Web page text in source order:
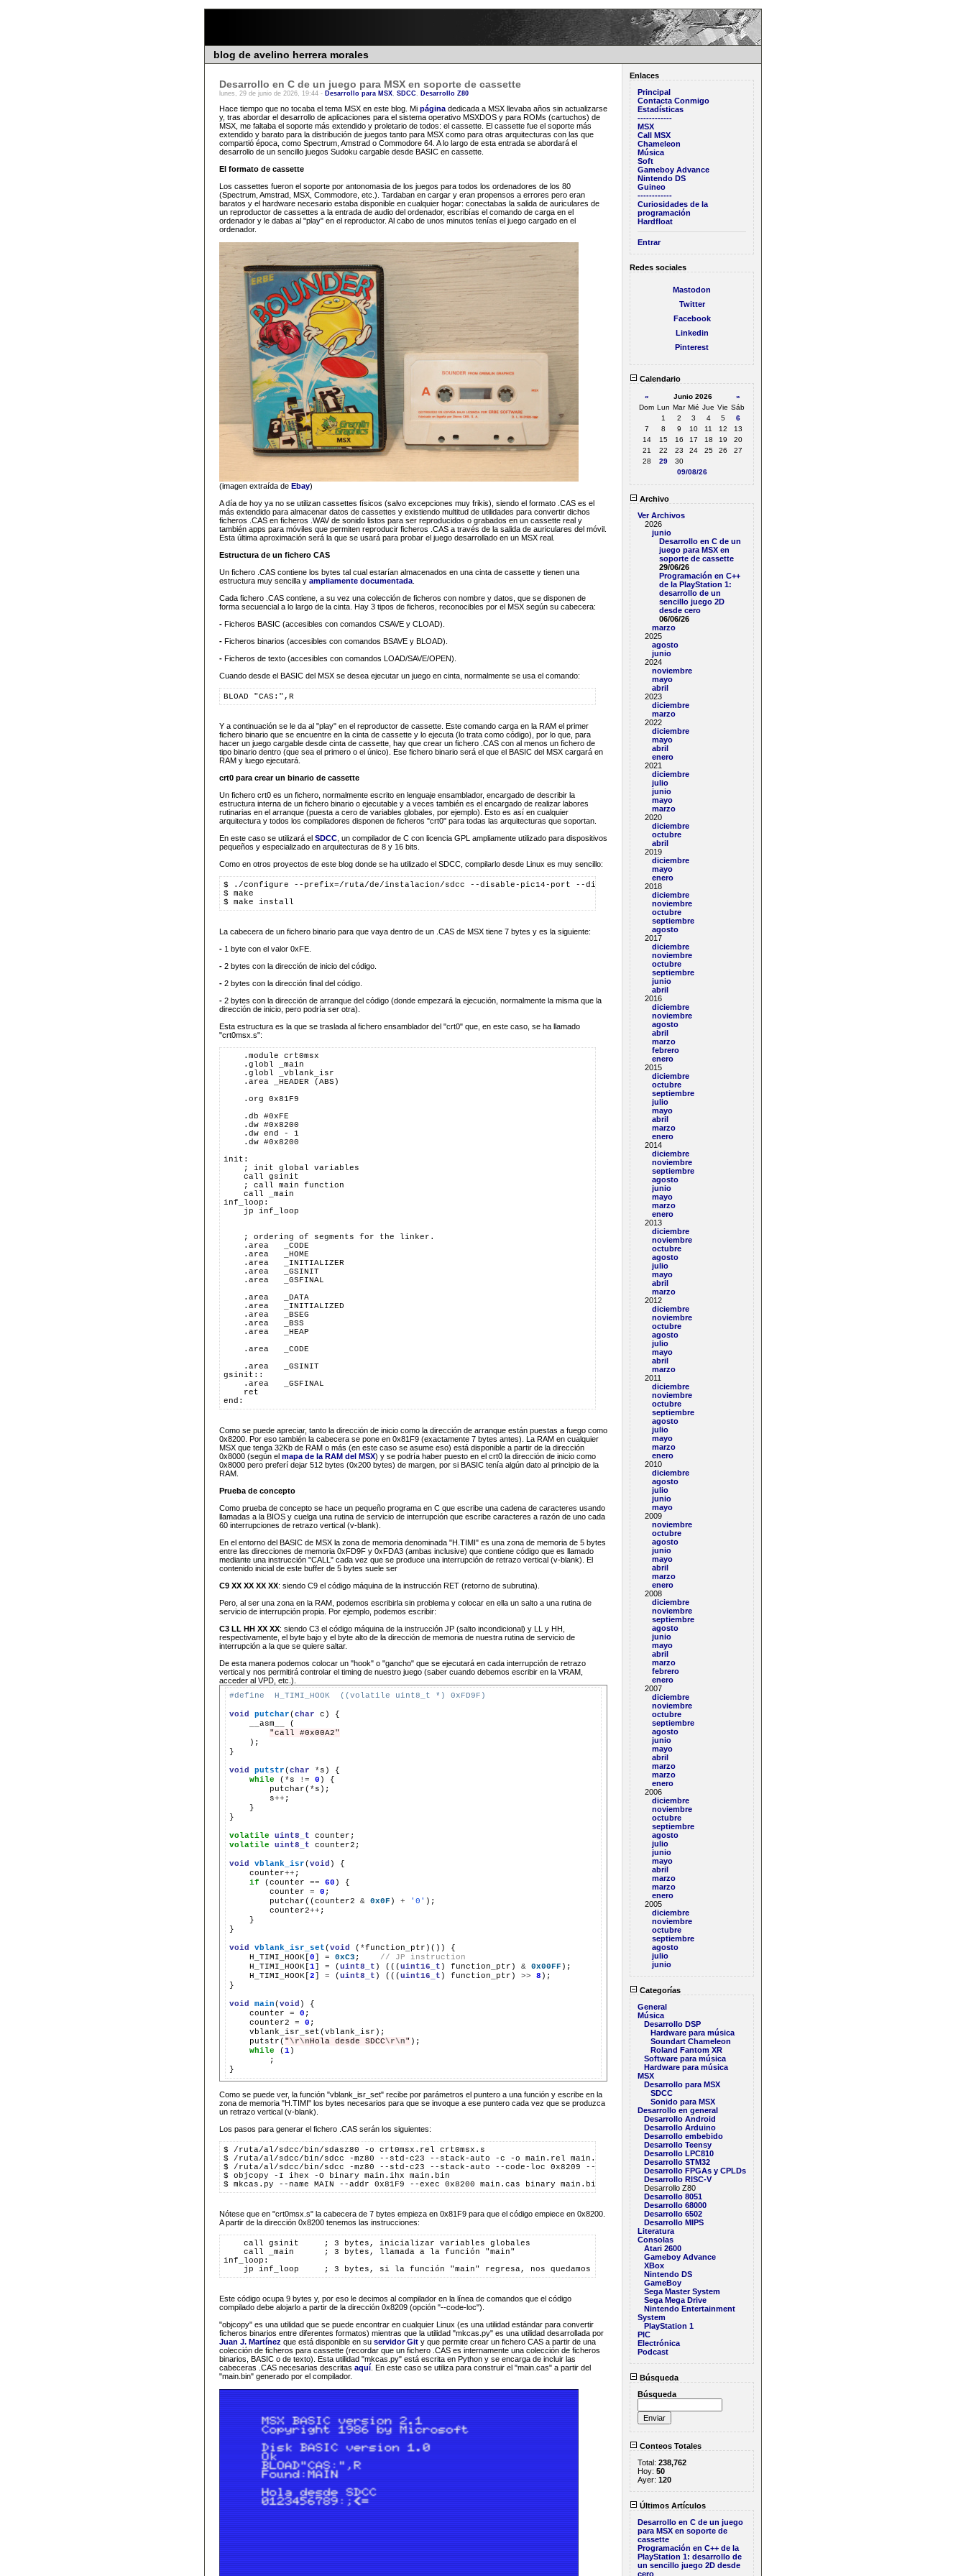
blog de avelino herrera morales
Desarrollo en C de un juego para MSX en soporte de cassette
lunes, 29 de junio de 2026, 19:44 - Desarrollo para MSX, SDCC , Desarrollo Z80
Hace tiempo que no tocaba el tema MSX en este blog. Mi página dedicada a MSX llevaba años sin actualizarse
y, tras abordar el desarrollo de aplicaciones para el sistema operativo MSXDOS y para ROMs (cartuchos) de
MSX, me faltaba el soporte más extendido y proletario de todos: el cassette. El cassette fue el soporte más
extendido y barato para la distribución de juegos tanto para MSX como para otras arquitecturas con las que
compartió época, como Spectrum, Amstrad o Commodore 64. A lo largo de esta entrada se abordará el
desarrollo de un sencillo juegos Sudoku cargable desde BASIC en cassette.
El formato de cassette
Los cassettes fueron el soporte por antonomasia de los juegos para todos los ordenadores de los 80
(Spectrum, Amstrad, MSX, Commodore, etc.). Tardaban en cargar y eran propensos a errores pero eran
baratos y el hardware necesario estaba disponible en cualquier hogar: conectabas la salida de auriculares de
un reproductor de cassettes a la entrada de audio del ordenador, escribías el comando de carga en el
ordenador y le dabas al "play" en el reproductor. Al cabo de unos minutos tenías el juego cargado en el
ordenador.
(imagen extraída de Ebay)
A día de hoy ya no se utilizan cassettes físicos (salvo excepciones muy frikis), siendo el formato .CAS es el
más extendido para almacenar datos de cassettes y existiendo multitud de utilidades para convertir dichos
ficheros .CAS en ficheros .WAV de sonido listos para ser reproducidos o grabados en un cassette real y
también apps para móviles que permiten reproducir ficheros .CAS a través de la salida de auriculares del móvil.
Esta última aproximación será la que se usará para probar el juego desarrollado en un MSX real.
Estructura de un fichero CAS
Un fichero .CAS contiene los bytes tal cual estarían almacenados en una cinta de cassette y tienen una
estructura muy sencilla y ampliamente documentada
Cada fichero .CAS contiene, a su vez una colección de ficheros con nombre y datos, que se disponen de
forma secuencial a lo largo de la cinta. Hay 3 tipos de ficheros, reconocibles por el MSX según su cabecera:
- Ficheros BASIC (accesibles con comandos CSAVE y CLOAD).
- Ficheros binarios (accesibles con comandos BSAVE y BLOAD).
- Ficheros de texto (accesibles con comandos LOAD/SAVE/OPEN).
Cuando desde el BASIC del MSX se desea ejecutar un juego en cinta, normalmente se usa el comando:
BLOAD "CAS:",R
Y a continuación se le da al "play" en el reproductor de cassette. Este comando carga en la RAM el primer
fichero binario que se encuentre en la cinta de cassette y lo ejecuta (lo trata como código), por lo que, para
hacer un juego cargable desde cinta de cassette, hay que crear un fichero .CAS con al menos un fichero de
tipo binario dentro (que sea el primero o el único). Ese fichero binario será el que el BASIC del MSX cargará en
RAM y luego ejecutará.
crt0 para crear un binario de cassette
Un fichero crt0 es un fichero, normalmente escrito en lenguaje ensamblador, encargado de describir la
estructura interna de un fichero binario o ejecutable y a veces también es el encargado de realizar labores
rutinarias en el arranque (puesta a cero de variables globales, por ejemplo). Esto es así en cualquier
arquitectura y todos los compiladores disponen de ficheros "crt0" para todas las arquitecturas que soportan.
En este caso se utilizará el SDCC , un compilador de C con licencia GPL ampliamente utilizado para dispositivos
pequeños y especializado en arquitecturas de 8 y 16 bits.
Como en otros proyectos de este blog donde se ha utilizado el SDCC, compilarlo desde Linux es muy sencillo:
$ ./configure --prefix=/ruta/de/instalacion/sdcc --disable-pic14-port --disable-pic16-port
$ make
$ make install
La cabecera de un fichero binario para que vaya dentro de un .CAS de MSX tiene 7 bytes y es la siguiente:
- 1 byte con el valor 0xFE.
- 2 bytes con la dirección de inicio del código.
- 2 bytes con la dirección final del código.
- 2 bytes con la dirección de arranque del código (donde empezará la ejecución, normalmente la misma que la
dirección de inicio, pero podría ser otra).
Esta estructura es la que se traslada al fichero ensamblador del "crt0" que, en este caso, se ha llamado
"crt0msx.s":
    .module crt0msx
    .globl _main
    .globl _vblank_isr
    .area _HEADER (ABS)
    .org 0x81F9
    .db #0xFE
    .dw #0x8200
    .dw end - 1
    .dw #0x8200
init:
    ; init global variables
    call gsinit
    ; call main function
    call _main
inf_loop:
    jp inf_loop
    ; ordering of segments for the linker.
    .area   _CODE
    .area   _HOME
    .area   _INITIALIZER
    .area   _GSINIT
    .area   _GSFINAL
    .area   _DATA
    .area   _INITIALIZED
    .area   _BSEG
    .area   _BSS
    .area   _HEAP
    .area   _CODE
    .area   _GSINIT
gsinit::
    .area   _GSFINAL
    ret
end:
Como se puede apreciar, tanto la dirección de inicio como la dirección de arranque están puestas a fuego como
0x8200. Por eso también la cabecera se pone en 0x81F9 (exactamente 7 bytes antes). La RAM en cualquier
MSX que tenga 32Kb de RAM o más (en este caso se asume eso) está disponible a partir de la dirección
0x8000 (según el mapa de la RAM del MSX) y se podría haber puesto en el crt0 la dirección de inicio como
0x8000 pero preferí dejar 512 bytes (0x200 bytes) de margen, por si BASIC tenía algún dato al principio de la
RAM.
Prueba de concepto
Como prueba de concepto se hace un pequeño programa en C que escribe una cadena de caracteres usando
llamadas a la BIOS y cuelga una rutina de servicio de interrupción que escribe caracteres a razón de uno cada
60 interrupciones de retrazo vertical (v-blank).
En el entorno del BASIC de MSX la zona de memoria denominada "H.TIMI" es una zona de memoria de 5 bytes
entre las direcciones de memoria 0xFD9F y 0xFDA3 (ambas inclusive) que contiene código que es llamado
mediante una instrucción "CALL" cada vez que se produce una interrupción de retrazo vertical (v-blank). El
contenido inicial de este buffer de 5 bytes suele ser
C9 XX XX XX XX: siendo C9 el código máquina de la instrucción RET (retorno de subrutina).
Pero, al ser una zona en la RAM, podemos escribirla sin problema y colocar en ella un salto a una rutina de
servicio de interrupción propia. Por ejemplo, podemos escribir:
C3 LL HH XX XX: siendo C3 el código máquina de la instrucción JP (salto incondicional) y LL y HH,
respectivamente, el byte bajo y el byte alto de la dirección de memoria de nuestra rutina de servicio de
interrupción a la que se quiere saltar.
De esta manera podemos colocar un "hook" o "gancho" que se ejecutará en cada interrupción de retrazo
vertical y nos permitirá controlar el timing de nuestro juego (saber cuando debemos escribir en la VRAM,
acceder al VPD, etc.).
#define  H_TIMI_HOOK  ((volatile uint8_t *) 0xFD9F)
void putchar( char c)
__asm__
"call #0x00A2"
);
}
void putstr( char *s)
while
( *s != 0 )
putchar( *
s++
}
}
volatile uint8_t
volatile
uint8_t counter2;
void vblank_isr( void )
counter++
if
(counter == 60 )
counter
= 0
putchar((counter2
& 0x0F ) + '0'
counter2++
}
}
void vblank_isr_set( void ( *function_ptr)())
H_TIMI_HOOK[ 0 = 0xC3 ;
// JP instruction
H_TIMI_HOOK[ 1] = ( uint8_t ) ((( uint16_t ) function_ptr) & 0x00FF
H_TIMI_HOOK[ 2 = ( uint8_t ) ((( uint16_t ) function_ptr) >> 8 );
}
void main( void )
counter
= 0
counter2
= 0
putstr( " \r\nHola desde SDCC\r\n"
while
( 1
;
Como se puede ver, la función "vblank_isr_set" recibe por parámetros el puntero a una función y escribe en la
zona de memoria "H.TIMI" los bytes necesarios para que se invoque a ese puntero cada vez que se produzca
un retrazo vertical (v-blank).
Los pasos para generar el fichero .CAS serán los siguientes:
$ /ruta/al/sdcc/bin/sdasz80 -o crt0msx.rel crt0msx.s
$ /ruta/al/sdcc/bin/sdcc -mz80 --std-c23 --stack-auto -c -o main.rel main.c
$ /ruta/al/sdcc/bin/sdcc -mz80 --std-c23 --stack-auto --code-loc 0x8209 --no-std-crt0 -o main.ihx crt0msx.rel main.rel
$ objcopy -I ihex -O binary main.ihx main.bin
$ mkcas.py --name MAIN --addr 0x81F9 --exec 0x8200 main.cas binary main.bin
Nótese que en "crt0msx.s" la cabecera de 7 bytes empieza en 0x81F9 para que el código empiece en 0x8200.
A partir de la dirección 0x8200 tenemos las instrucciones:
    call gsinit     ; 3 bytes, inicializar variables globales
    call _main      ; 3 bytes, llamada a la función "main"
inf_loop:
    jp inf_loop     ; 3 bytes, si la función "main" regresa, nos quedamos en un bucle infinito
Este código ocupa 9 bytes y, por eso le decimos al compilador en la línea de comandos que el código
compilado debe alojarlo a partir de la dirección 0x8209 (opción "--code-loc").
"objcopy" es una utilidad que se puede encontrar en cualquier Linux (es una utilidad estándar para convertir
ficheros binarios entre diferentes formatos) mientras que la utilidad "mkcas.py" es una utilidad desarrollada por
Juan J. Martínez que está disponible en su servidor Git y que permite crear un fichero CAS a partir de una
colección de ficheros para cassette (recordar que un fichero .CAS es internamente una colección de ficheros
binarios, BASIC o de texto). Esta utilidad "mkcas.py" está escrita en Python y se encarga de incluir las
cabeceras .CAS necesarias descritas aquí . En este caso se utiliza para construir el "main.cas" a partir del
"main.bin" generado por el compilador.
Enlaces
Principal
Contacta Conmigo
Estadísticas
------------
MSX
Call MSX
Chameleon
Música
Soft
Gameboy Advance
Nintendo DS
Guineo
------------
Curiosidades de la
programación
Hardfloat
Entrar
Redes sociales
Mastodon
Twitter
Facebook
Linkedin
Pinterest
Calendario
« Junio 2026
»
Dom Lun Mar Mié Jue Vie Sáb
1
2 3 4 5
6
7
8 9 10 11 12
13
14
15 16 17 18 19
20
21
22 23 24 25 26
27
28
29
30
09/08/26
Archivo
Ver Archivos
2026
junio
Desarrollo en C de un
juego para MSX en
soporte de cassette
29/06/26
Programación en C++
de la PlayStation 1:
desarrollo de un
sencillo juego 2D
desde cero
06/06/26
marzo
2025
agosto
junio
2024
noviembre
mayo
abril
2023
diciembre
marzo
2022
diciembre
mayo
abril
enero
2021
diciembre
julio
junio
mayo
marzo
2020
diciembre
octubre
abril
2019
diciembre
mayo
enero
2018
diciembre
noviembre
octubre
septiembre
agosto
2017
diciembre
noviembre
octubre
septiembre
junio
abril
2016
diciembre
noviembre
agosto
abril
marzo
febrero
enero
2015
diciembre
octubre
septiembre
julio
mayo
abril
marzo
enero
2014
diciembre
noviembre
septiembre
agosto
junio
mayo
marzo
enero
2013
diciembre
noviembre
octubre
agosto
julio
mayo
abril
marzo
2012
diciembre
noviembre
octubre
agosto
julio
mayo
abril
marzo
2011
diciembre
noviembre
octubre
septiembre
agosto
julio
mayo
marzo
enero
2010
diciembre
agosto
julio
junio
mayo
2009
noviembre
octubre
agosto
junio
mayo
abril
marzo
enero
2008
diciembre
noviembre
septiembre
agosto
junio
mayo
abril
marzo
febrero
enero
2007
diciembre
noviembre
octubre
septiembre
agosto
junio
mayo
abril
marzo
marzo
enero
2006
diciembre
noviembre
octubre
septiembre
agosto
julio
junio
mayo
abril
marzo
marzo
enero
2005
diciembre
noviembre
octubre
septiembre
agosto
julio
junio
Categorías
General
Música
Desarrollo DSP
Hardware para música
Soundart Chameleon
Roland Fantom XR
Software para música
Hardware para música
MSX
Desarrollo para MSX
SDCC
Sonido para MSX
Desarrollo en general
Desarrollo Android
Desarrollo Arduino
Desarrollo embebido
Desarrollo Teensy
Desarrollo LPC810
Desarrollo STM32
Desarrollo FPGAs y CPLDs
Desarrollo RISC-V
Desarrollo Z80
Desarrollo 8051
Desarrollo 68000
Desarrollo 6502
Desarrollo MIPS
Literatura
Consolas
Atari 2600
Gameboy Advance
XBox
Nintendo DS
GameBoy
Sega Master System
Sega Mega Drive
Nintendo Entertainment
System
PlayStation 1
PIC
Electrónica
Podcast
Búsqueda
Búsqueda
Conteos Totales
Total: 238,762
Hoy: 50
Ayer: 120
Últimos Artículos
Desarrollo en C de un juego
para MSX en soporte de
cassette
Programación en C++ de la
PlayStation 1: desarrollo de
un sencillo juego 2D desde
cero